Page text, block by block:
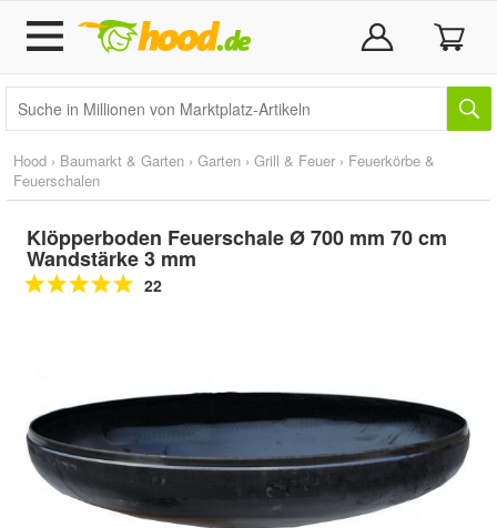
Hood › Baumarkt & Garten › Garten › Grill & Feuer › Feuerkörbe &
Feuerschalen
Klöpperboden Feuerschale Ø 700 mm 70 cm
Wandstärke 3 mm
22